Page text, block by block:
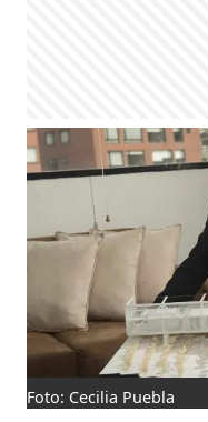
Foto: Cecilia Puebla